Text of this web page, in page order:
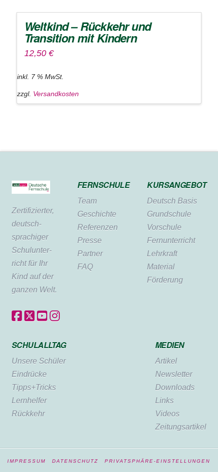
Weltkind – Rückkehr und
Transition mit Kindern
12,50 €
inkl. 7 % MwSt.
zzgl. Versandkosten
Zertifi­zierter,
deutsch­
sprachiger
Schul­unter­
richt für Ihr
Kind auf der
ganzen Welt.
FERNSCHULE
Team
Geschichte
Referenzen
Presse
Partner
FAQ
KURSANGEBOT
Deutsch Basis
Grundschule
Vorschule
Fernunterricht
Lehrkraft
Material
Förderung
SCHULALLTAG
Unsere Schüler
Eindrücke
Tipps+Tricks
Lernhelfer
Rückkehr
MEDIEN
Artikel
Newsletter
Downloads
Links
Videos
Zeitungsartikel
IMPRESSUM DATENSCHUTZ PRIVATSPHÄRE-EINSTELLUNGEN